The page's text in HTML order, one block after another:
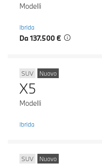
Modelli
Ibrida
Da 137.500 €
SUV Nuovo
X5
Modelli
Ibrida
SUV Nuovo